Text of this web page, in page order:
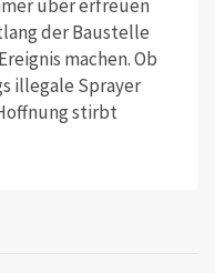
über erfreuen
der Baustelle
machen. Ob
illegale Sprayer
stirbt